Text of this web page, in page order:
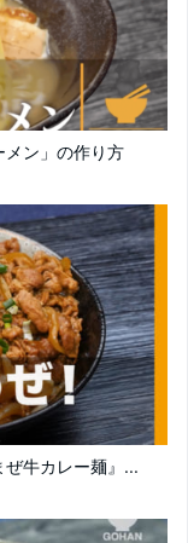
メン」の作り方
ぜ牛カレー麺』...